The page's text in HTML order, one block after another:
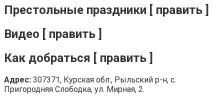
Престольные праздники [ править ]
Видео [ править ]
Как добраться [ править ]
Адрес: 307371, Курская обл., Рыльский р-н, с.
Пригородняя Слободка, ул. Мирная, 2.